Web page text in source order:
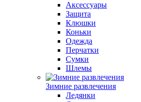
Аксессуары
Защита
Клюшки
Коньки
Одежда
Перчатки
Сумки
Шлемы
Зимние развлечения
Ледянки